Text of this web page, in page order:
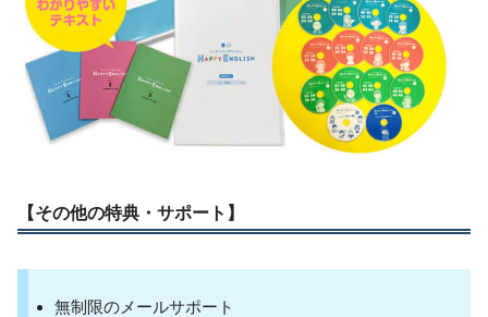
【その他の特典・サポート】
無制限のメールサポート